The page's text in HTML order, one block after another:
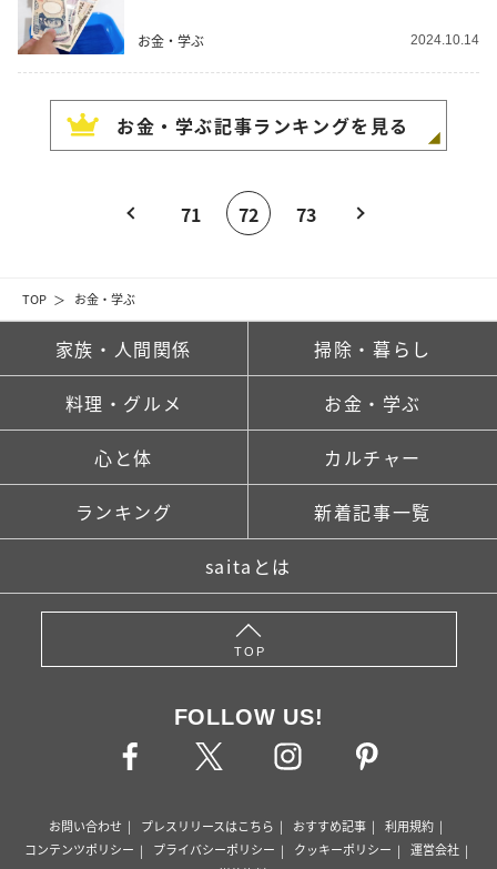
TOP お金・学ぶ
お金・学ぶ 2024.10.14
お金・学ぶ記事ランキングを見る
71 72 73
家族・人間関係 掃除・暮らし
料理・グルメ お金・学ぶ
心と体 カルチャー
ランキング 新着記事一覧
saitaとは
TOP
FOLLOW US!
お問い合わせ プレスリリースはこちら おすすめ記事
利用規約
コンテンツポリシー
プライバシーポリシー クッキーポリシー
運営会社